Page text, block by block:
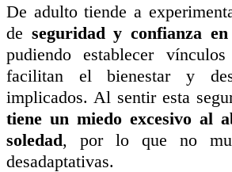
De adulto tiende a
de seguridad y confianza
pudiendo establecer
facilitan el bienestar y
implicados. Al sentir esta
tiene un miedo excesivo al
soledad, por lo que no
desadaptativas.